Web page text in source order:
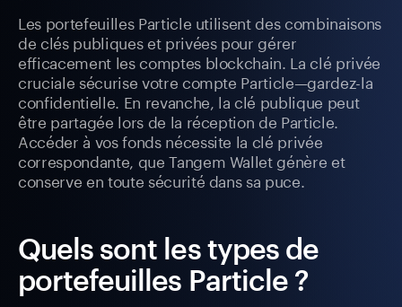
Les portefeuilles Particle utilisent des combinaisons
de clés publiques et privées pour gérer
efficacement les comptes blockchain. La clé privée
cruciale sécurise votre compte Particle—gardez-la
confidentielle. En revanche, la clé publique peut
être partagée lors de la réception de Particle.
Accéder à vos fonds nécessite la clé privée
correspondante, que Tangem Wallet génère et
conserve en toute sécurité dans sa puce.
Quels sont les types de
portefeuilles Particle ?